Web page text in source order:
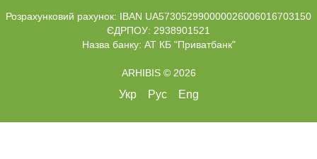
Розрахунковий рахунок: IBAN UA573052990000026006016703150
ЄДРПОУ: 2938901521
Назва банку: АТ КБ "Приватбанк"
ARHIBIS © 2026
Укр Рус Eng